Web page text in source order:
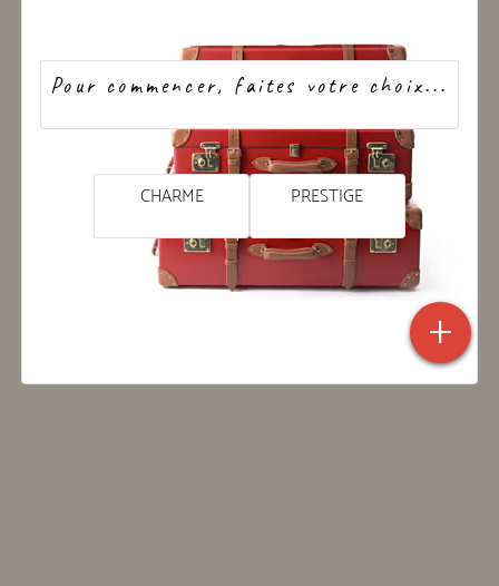
Pour commencer, faites votre choix...
CHARME PRESTIGE
+